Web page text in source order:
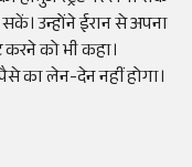
उन्होंने ईरान से अपना
को भी कहा।
का लेन-देन नहीं होगा।